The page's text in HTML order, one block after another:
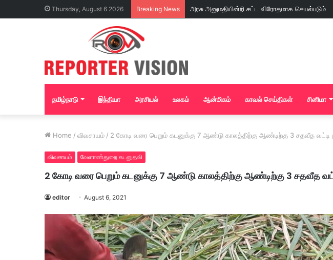
Thursday, August 6 2026 Breaking News
தமிழ்நாடு இந்தியா அரசியல் உலகம் ஆன்மிகம் காவல் செய்திகள் சினிமா
Home / விவசாயம் / 2 கோடி வரை பெறும் கடனுக்கு 7 ஆண்டு காலத்திற்கு ஆண்டிற்கு 3 சதவீத வட்டி
விவசாயம் வேளாண்துறை கடனுதவி
2 கோடி வரை பெறும் கடனுக்கு 7 ஆண்டு காலத்திற்கு ஆண்டிற்கு 3 சதவீத
editor August 6, 2021